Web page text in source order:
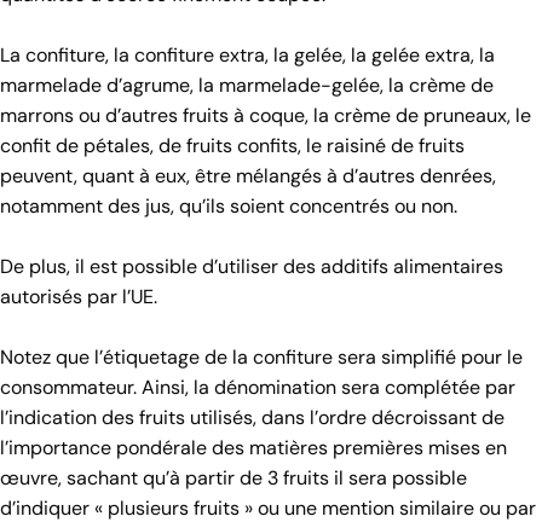
La confiture, la confiture extra, la gelée, la gelée extra, la
marmelade d’agrume, la marmelade-gelée, la crème de
marrons ou d’autres fruits à coque, la crème de pruneaux, le
confit de pétales, de fruits confits, le raisiné de fruits
peuvent, quant à eux, être mélangés à d’autres denrées,
notamment des jus, qu’ils soient concentrés ou non.
De plus, il est possible d’utiliser des additifs alimentaires
autorisés par l’UE.
Notez que l’étiquetage de la confiture sera simplifié pour le
consommateur. Ainsi, la dénomination sera complétée par
l’indication des fruits utilisés, dans l’ordre décroissant de
l’importance pondérale des matières premières mises en
œuvre, sachant qu’à partir de 3 fruits il sera possible
d’indiquer « plusieurs fruits » ou une mention similaire ou par